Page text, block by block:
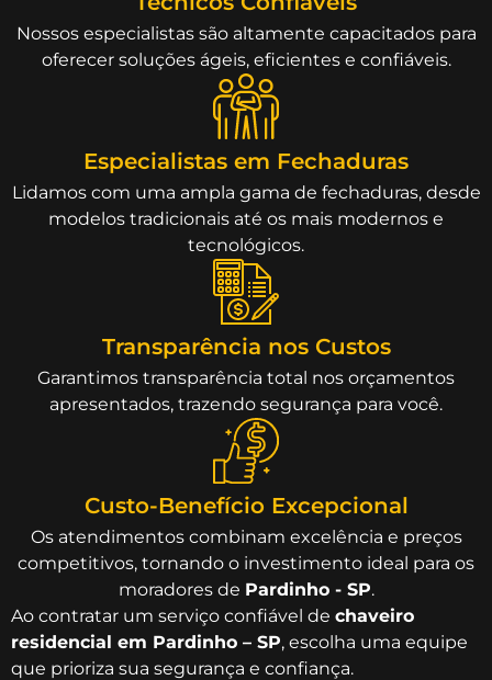
Nossos especialistas são altamente capacitados para
oferecer soluções ágeis, eficientes e confiáveis.
Especialistas em Fechaduras
Lidamos com uma ampla gama de fechaduras, desde
modelos tradicionais até os mais modernos e
tecnológicos.
Transparência nos Custos
Garantimos transparência total nos orçamentos
apresentados, trazendo segurança para você.
Custo-Benefício Excepcional
Os atendimentos combinam excelência e preços
competitivos, tornando o investimento ideal para os
moradores de Pardinho - SP.
Ao contratar um serviço confiável de chaveiro
residencial em Pardinho – SP, escolha uma equipe
que prioriza sua segurança e confiança.